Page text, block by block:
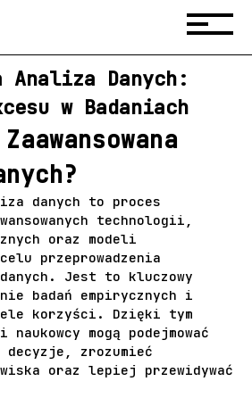
Analiza Danych:
w Badaniach
danych to proces
technologii,
oraz modeli
przeprowadzenia
Jest to kluczowy
badań empirycznych i
korzyści. Dzięki tym
mogą podejmować
decyzje, zrozumieć
oraz lepiej przewidywać